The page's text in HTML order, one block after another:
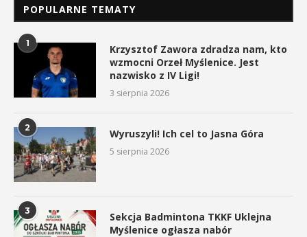
POPULARNE TEMATY
1
Krzysztof Zawora zdradza nam, kto
wzmocni Orzeł Myślenice. Jest
nazwisko z IV Ligi!
3 sierpnia 2026
2 Wyruszyli! Ich cel to Jasna Góra
5 sierpnia 2026
3
Sekcja Badmintona TKKF Uklejna
Myślenice ogłasza nabór